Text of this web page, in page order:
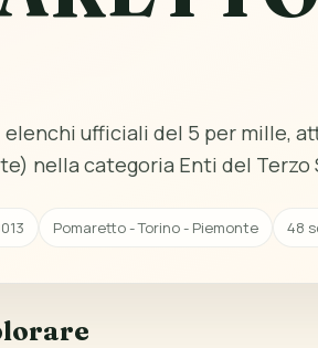
ufficiali del 5 per mille,
nella categoria Enti del Terzo
Pomaretto - Torino - Piemonte 48